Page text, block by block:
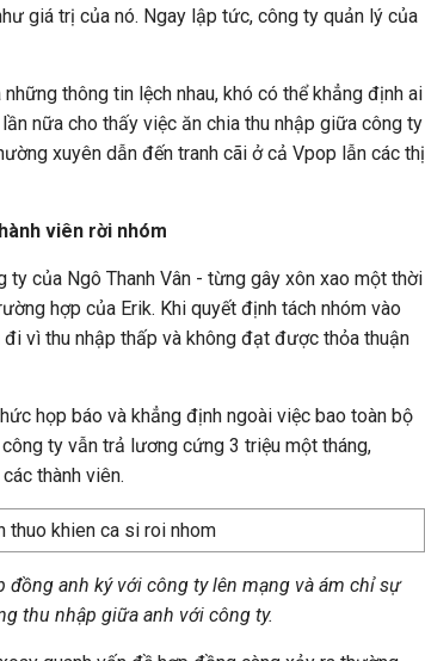
giá trị của nó. Ngay lập tức, công ty quản lý của
thông tin lệch nhau, khó có thể khẳng định ai
nữa cho thấy việc ăn chia thu nhập giữa công ty
xuyên dẫn đến tranh cãi ở cả Vpop lẫn các thị
viên rời nhóm
ty của Ngô Thanh Vân - từng gây xôn xao một thời
hợp của Erik. Khi quyết định tách nhóm vào
vì thu nhập thấp và không đạt được thỏa thuận
họp báo và khẳng định ngoài việc bao toàn bộ
ty vẫn trả lương cứng 3 triệu một tháng,
thành viên.
đồng anh ký với công ty lên mạng và ám chỉ sự
thu nhập giữa anh với công ty.